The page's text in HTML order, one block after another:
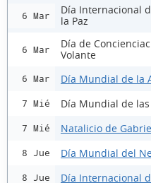
6 Mar
Día Internacional
la Paz
6 Mar
Día de
Volante
6 Mar Día Mundial de la
7 Mié Día Mundial de
7 Mié Natalicio de
8 Jue Día Mundial del
8 Jue Día Internacional